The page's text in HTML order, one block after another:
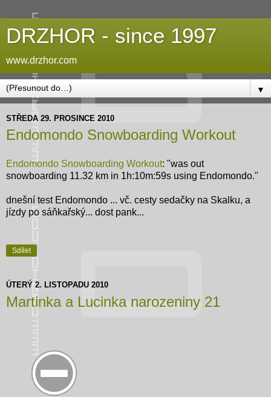
DRZHOR - since 1997
www.drzhor.com
▼
STŘEDA 29. PROSINCE 2010
Endomondo Snowboarding Workout
Endomondo Snowboarding Workout: "was out
snowboarding 11.32 km in 1h:10m:59s using Endomondo."
dnešní test Endomondo ... vč. cesty sedačky na Skalku, a
jízdy po sáňkařský... dost pank...
Sdílet
ÚTERÝ 2. LISTOPADU 2010
Martinka a Lucinka narozeniny 21